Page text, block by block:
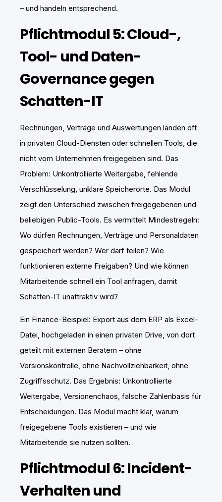
– und handeln entsprechend.
Pflichtmodul 5: Cloud-,
Tool- und Daten-
Governance gegen
Schatten-IT
Rechnungen, Verträge und Auswertungen landen oft
in privaten Cloud-Diensten oder schnellen Tools, die
nicht vom Unternehmen freigegeben sind. Das
Problem: Unkontrollierte Weitergabe, fehlende
Verschlüsselung, unklare Speicherorte. Das Modul
zeigt den Unterschied zwischen freigegebenen und
beliebigen Public-Tools. Es vermittelt Mindestregeln:
Wo dürfen Rechnungen, Verträge und Personaldaten
gespeichert werden? Wer darf teilen? Wie
funktionieren externe Freigaben? Und wie können
Mitarbeitende schnell ein Tool anfragen, damit
Schatten-IT unattraktiv wird?
Ein Finance-Beispiel: Export aus dem ERP als Excel-
Datei, hochgeladen in einen privaten Drive, von dort
geteilt mit externen Beratern – ohne
Versionskontrolle, ohne Nachvollziehbarkeit, ohne
Zugriffsschutz. Das Ergebnis: Unkontrollierte
Weitergabe, Versionenchaos, falsche Zahlenbasis für
Entscheidungen. Das Modul macht klar, warum
freigegebene Tools existieren – und wie
Mitarbeitende sie nutzen sollten.
Pflichtmodul 6: Incident-
Verhalten und